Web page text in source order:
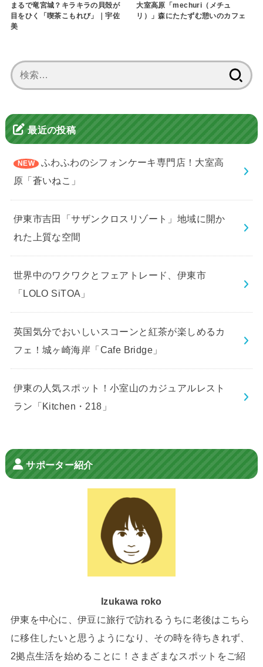
まるで竜宮城？キラキラの貝殻が
目をひく「喫茶こもれび」｜宇佐
美
大室高原「mechuri（メチュ
リ）」森にたたずむ憩いのカフェ
索:
最近の投稿
ふわふわのシフォンケーキ専門店！大室高
原「蒼いねこ」
伊東市吉田「サザンクロスリゾート」地域に開か
れた上質な空間
世界中のワクワクとフェアトレード、伊東市
「LOLO SiTOA」
英国気分でおいしいスコーンと紅茶が楽しめるカ
フェ！城ヶ崎海岸「Cafe Bridge」
伊東の人気スポット！小室山のカジュアルレスト
ラン「Kitchen・218」
サポーター紹介
Izukawa roko
伊東を中心に、伊豆に旅行で訪れるうちに老後はこちら
に移住したいと思うようになり、その時を待ちきれず、
2拠点生活を始めることに！さまざまなスポットをご紹